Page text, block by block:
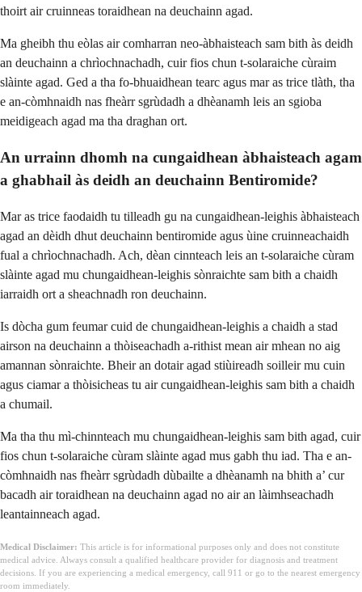
thoirt air cruinneas toraidhean na deuchainn agad.
Ma gheibh thu eòlas air comharran neo-àbhaisteach sam bith às deidh
an deuchainn a chrìochnachadh, cuir fios chun t-solaraiche cùraim
slàinte agad. Ged a tha fo-bhuaidhean tearc agus mar as trice tlàth, tha
e an-còmhnaidh nas fheàrr sgrùdadh a dhèanamh leis an sgioba
meidigeach agad ma tha draghan ort.
An urrainn dhomh na cungaidhean àbhaisteach agam
a ghabhail às deidh an deuchainn Bentiromide?
Mar as trice faodaidh tu tilleadh gu na cungaidhean-leighis àbhaisteach
agad an dèidh dhut deuchainn bentiromide agus ùine cruinneachaidh
fual a chrìochnachadh. Ach, dèan cinnteach leis an t-solaraiche cùram
slàinte agad mu chungaidhean-leighis sònraichte sam bith a chaidh
iarraidh ort a sheachnadh ron deuchainn.
Is dòcha gum feumar cuid de chungaidhean-leighis a chaidh a stad
airson na deuchainn a thòiseachadh a-rithist mean air mhean no aig
amannan sònraichte. Bheir an dotair agad stiùireadh soilleir mu cuin
agus ciamar a thòisicheas tu air cungaidhean-leighis sam bith a chaidh
a chumail.
Ma tha thu mì-chinnteach mu chungaidhean-leighis sam bith agad, cuir
fios chun t-solaraiche cùram slàinte agad mus gabh thu iad. Tha e an-
còmhnaidh nas fheàrr sgrùdadh dùbailte a dhèanamh na bhith a’ cur
bacadh air toraidhean na deuchainn agad no air an làimhseachadh
leantainneach agad.
Medical Disclaimer: This article is for informational purposes only and does not constitute
medical advice. Always consult a qualified healthcare provider for diagnosis and treatment
decisions. If you are experiencing a medical emergency, call 911 or go to the nearest emergency
room immediately.